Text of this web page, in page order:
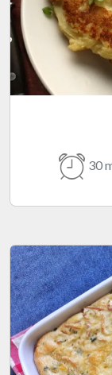
30